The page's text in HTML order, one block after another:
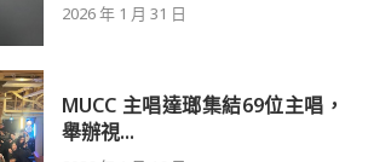
2026 年 1 月 31 日
MUCC 主唱達瑯集結69位主唱，
舉辦視...